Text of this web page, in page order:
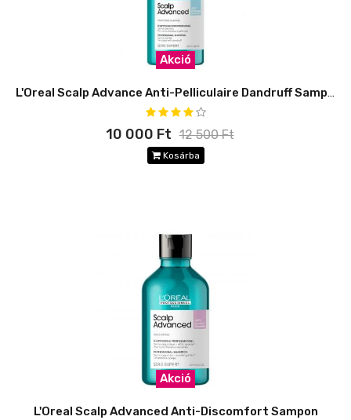
Akció
L'Oreal Scalp Advance Anti-Pelliculaire Dandruff Sampon 500ml
10 000 Ft 12 500 Ft
Kosárba
Akció
L'Oreal Scalp Advanced Anti-Discomfort Sampon